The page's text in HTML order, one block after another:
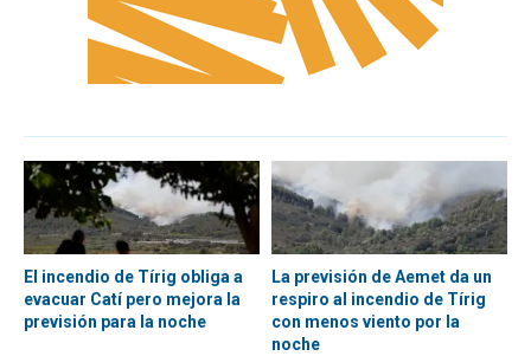
El incendio de Tírig obliga a
evacuar Catí pero mejora la
previsión para la noche
La previsión de Aemet da un
respiro al incendio de Tírig
con menos viento por la
noche